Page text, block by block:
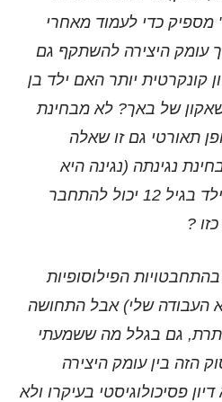
מספיק כדי לעמוד מאחרי
עומק היצירה להשתקף גם
קונקרטית יותר האם ילד בן
של באך? לא מבחינת
תאורטי גם זו שאלה
נגינתה (נגינה היא
יצירה, כמובן!), עד כמה ילד בגיל 12 יכול להתחבר
?
הפילוסופיות
העבודה שלי) אבל התחושה
גם בגלל מה ששמעתי
הזה בין עומק היצירה
פסיכולוגיסטי בעיקרו ולא